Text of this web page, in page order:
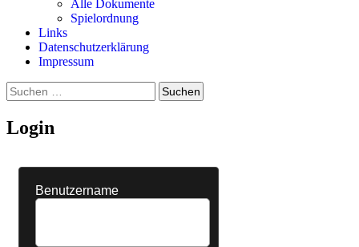
Alle Dokumente
Spielordnung
Links
Datenschutzerklärung
Impressum
Suchen
nach:
Login
Benutzername